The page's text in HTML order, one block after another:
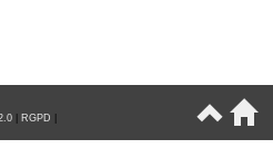
RGPD